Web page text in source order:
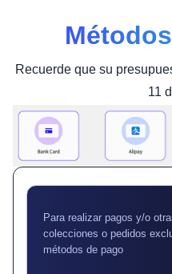
Recuerde que su
11
Para realizar pagos y/o
colecciones o pedidos
métodos de pago